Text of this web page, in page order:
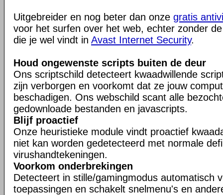
Uitgebreider en nog beter dan onze gratis
voor het surfen over het web, echter zonder
die je wel vindt in Avast Internet Security.
Houd ongewenste scripts buiten de deur
Ons scriptschild detecteert kwaadwillende
zijn verborgen en voorkomt dat ze jouw
beschadigen. Ons webschild scant alle
gedownloade bestanden en javascripts.
Blijf proactief
Onze heuristieke module vindt proactief
niet kan worden gedetecteerd met normale
virushandtekeningen.
Voorkom onderbrekingen
Detecteert in stille/gamingmodus automatisch
toepassingen en schakelt snelmenu's en